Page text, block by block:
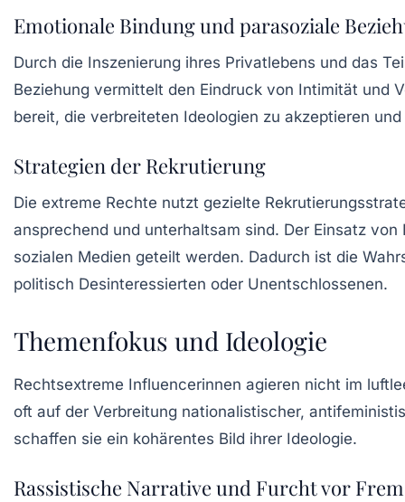
Emotionale Bindung und parasoziale
Durch die Inszenierung ihres Privatlebens und das
Beziehung vermittelt den Eindruck von Intimität und
bereit, die verbreiteten Ideologien zu akzeptieren
Strategien der Rekrutierung
Die extreme Rechte nutzt gezielte
ansprechend und unterhaltsam sind. Der Einsatz
sozialen Medien geteilt werden. Dadurch ist die
politisch Desinteressierten oder Unentschlossenen.
Themenfokus und Ideologie
Rechtsextreme Influencerinnen agieren nicht im
oft auf der Verbreitung nationalistischer,
schaffen sie ein kohärentes Bild ihrer Ideologie.
Rassistische Narrative und Furcht vor